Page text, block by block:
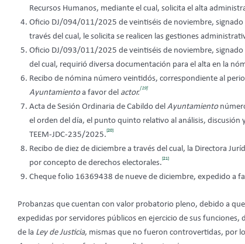
Recursos Humanos, mediante el cual, solicita el alta
Oficio DJ/094/011/2025 de veintiséis de noviembre, signado
través del cual, le solicita se realicen las gestiones
Oficio DJ/093/011/2025 de veintiséis de noviembre, signado
del cual, requirió diversa documentación para el alta en la
Recibo de nómina número veintidós, correspondiente al
Ayuntamientoa favor del actor.
[19]
Acta de Sesión Ordinaria de Cabildo del Ayuntamiento
el orden del día, el punto quinto relativo al análisis,
TEEM-JDC-235/2025.
[20]
Recibo de diez de diciembre a través del cual, la Directora
por concepto de derechos electorales.
[21]
Cheque folio 16369438 de nueve de diciembre, expedido a
Probanzas que cuentan con valor probatorio pleno, debido a
expedidas por servidores públicos en ejercicio de sus
de la Ley de Justicia, mismas que no fueron controvertidas, por